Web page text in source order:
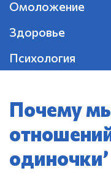
Омоложение
Здоровье
Психология
Почему
одиночки’